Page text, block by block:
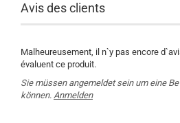
Avis des clients
Malheureusement, il n`y pas encore
évaluent ce produit.
Sie müssen angemeldet sein um eine
können. Anmelden